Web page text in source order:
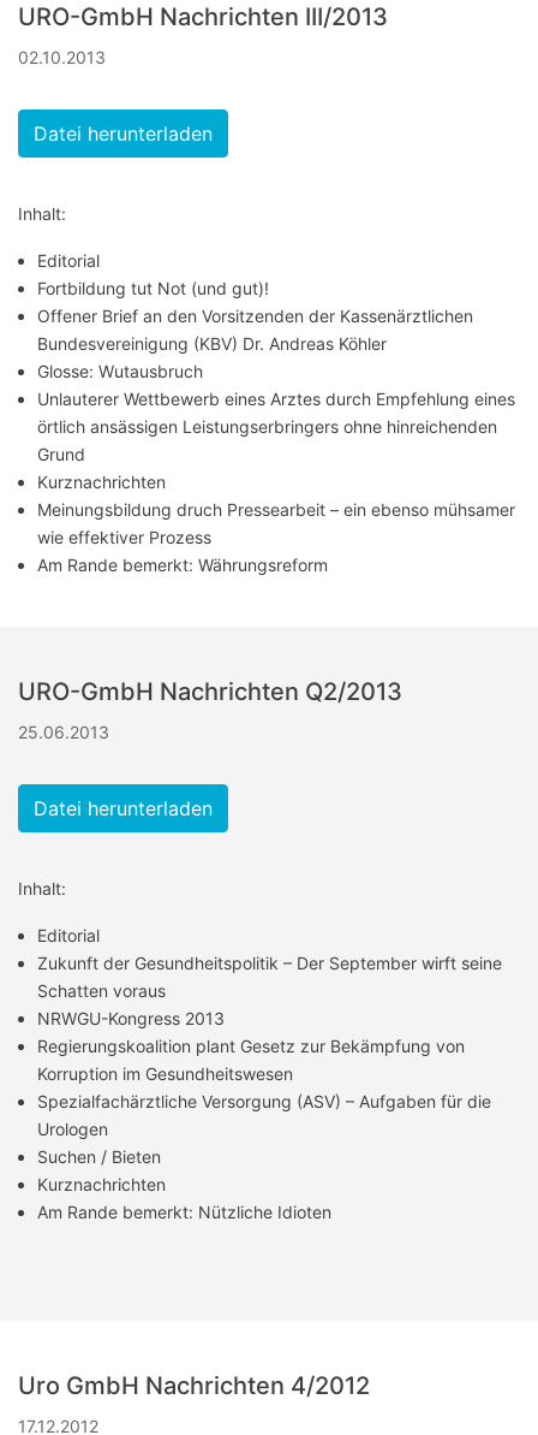
URO-GmbH Nachrichten III/2013
02.10.2013
Datei herunterladen
Inhalt:
Editorial
Fortbildung tut Not (und gut)!
Offener Brief an den Vorsitzenden der Kassenärztlichen
Bundesvereinigung (KBV) Dr. Andreas Köhler
Glosse: Wutausbruch
Unlauterer Wettbewerb eines Arztes durch Empfehlung eines
örtlich ansässigen Leistungserbringers ohne hinreichenden
Grund
Kurznachrichten
Meinungsbildung druch Pressearbeit – ein ebenso mühsamer
wie effektiver Prozess
Am Rande bemerkt: Währungsreform
URO-GmbH Nachrichten Q2/2013
25.06.2013
Datei herunterladen
Inhalt:
Editorial
Zukunft der Gesundheitspolitik – Der September wirft seine
Schatten voraus
NRWGU-Kongress 2013
Regierungskoalition plant Gesetz zur Bekämpfung von
Korruption im Gesundheitswesen
Spezialfachärztliche Versorgung (ASV) – Aufgaben für die
Urologen
Suchen / Bieten
Kurznachrichten
Am Rande bemerkt: Nützliche Idioten
Uro GmbH Nachrichten 4/2012
17.12.2012